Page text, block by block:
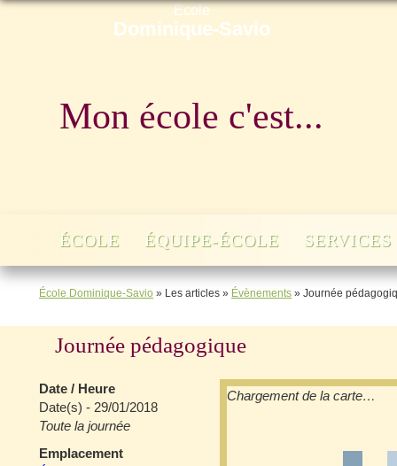
École
Dominique-Savio
Mon école c'est...
ÉCOLE ÉQUIPE-ÉCOLE SERVICES
École Dominique-Savio » Les articles » Évènements » Journée
Journée pédagogique
Chargement de la carte…
Date / Heure
Date(s) - 29/01/2018
Toute la journée
Emplacement